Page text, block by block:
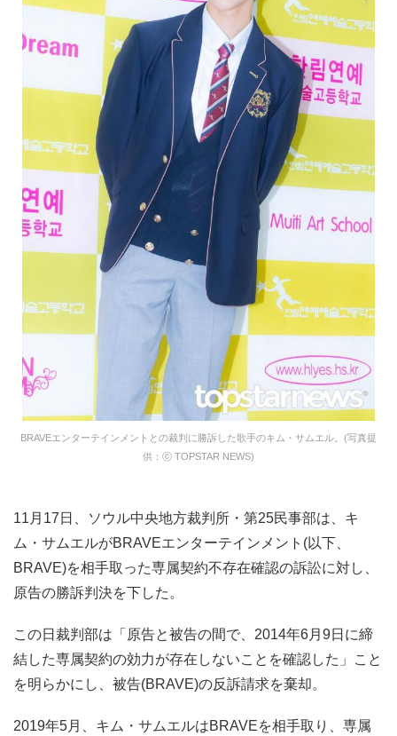
BRAVEエンターテインメントとの裁判に勝訴した歌手のキム・サムエル。(写真提
供：ⓒ TOPSTAR NEWS)
11月17日、ソウル中央地方裁判所・第25民事部は、キ
ム・サムエルがBRAVEエンターテインメント(以下、
BRAVE)を相手取った専属契約不存在確認の訴訟に対し、
原告の勝訴判決を下した。
この日裁判部は「原告と被告の間で、2014年6月9日に締
結した専属契約の効力が存在しないことを確認した」こと
を明らかにし、被告(BRAVE)の反訴請求を棄却。
2019年5月、キム・サムエルはBRAVEを相手取り、専属